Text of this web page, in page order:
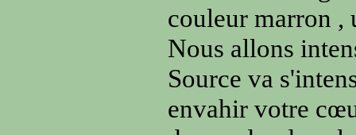
couleur marron ,
Nous allons
Source va
envahir votre